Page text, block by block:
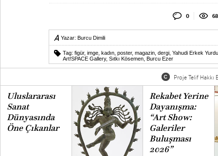
0
Yazar: Burcu Dimili
Tag: figür, imge kadın poster, magazin dergi Yahudi Erkek Yurdu
Art!SPACE Gallery, Sıtkı Kösemen Burcu Ezer
Proje Telif Hakkı
Uluslararası
Sanat
Dünyasında
Öne Çıkanlar
Rekabet Yerine
Dayanışma:
“Art Show:
Galeriler
Buluşması
2026”